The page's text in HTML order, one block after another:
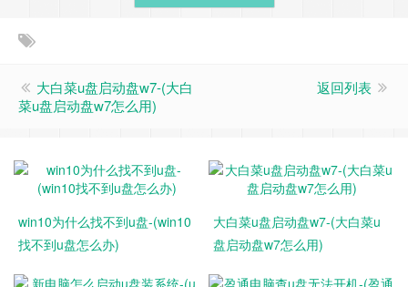
大白菜u盘启动盘w7-(大白
菜u盘启动盘w7怎么用)
返回列表
win10为什么找不到u盘-(win10
找不到u盘怎么办)
大白菜u盘启动盘w7-(大白菜u
盘启动盘w7怎么用)